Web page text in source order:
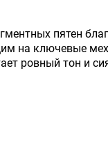
пятен
на ключевые
ровный тон и